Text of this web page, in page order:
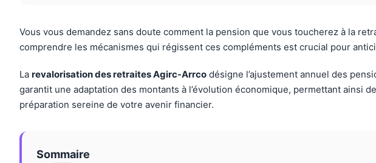
Vous vous demandez sans doute comment la pension que vous toucherez à la
comprendre les mécanismes qui régissent ces compléments est crucial pour
La revalorisation des retraites Agirc-Arrco désigne l’ajustement annuel des
garantit une adaptation des montants à l’évolution économique, permettant
préparation sereine de votre avenir financier.
Sommaire